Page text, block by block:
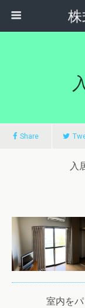
Share
入
室内を